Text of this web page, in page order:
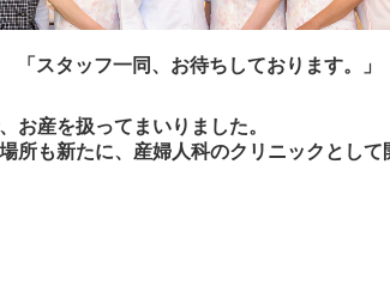
「スタッフ一同、お待ちしております。」
お産を扱ってまいりました。
所も新たに、産婦人科のクリニックとして